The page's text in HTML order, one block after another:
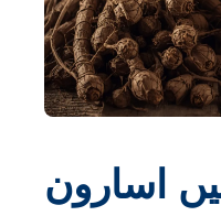
اسارون